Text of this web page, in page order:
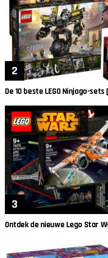
De 10 beste LEGO Ninjago-
Ontdek de nieuwe Lego Star